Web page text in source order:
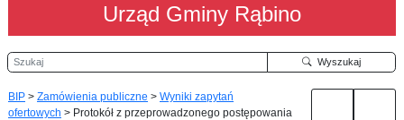
Urząd Gminy Rąbino
Szukaj Wyszukaj
BIP > Zamówienia publiczne > Wyniki zapytań
ofertowych > Protokół z przeprowadzonego postępowania